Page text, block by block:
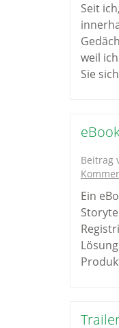
Seit
weil
Sie
Beitrag
Ein